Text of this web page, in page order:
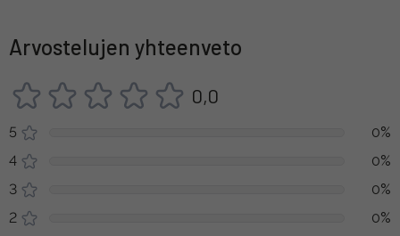
Arvostelujen yhteenveto
0,0
5
0%
4
0%
3
0%
2
0%